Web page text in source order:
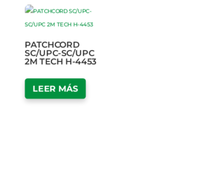
PATCHCORD
SC/UPC-SC/UPC
2M TECH H-4453
LEER MÁS